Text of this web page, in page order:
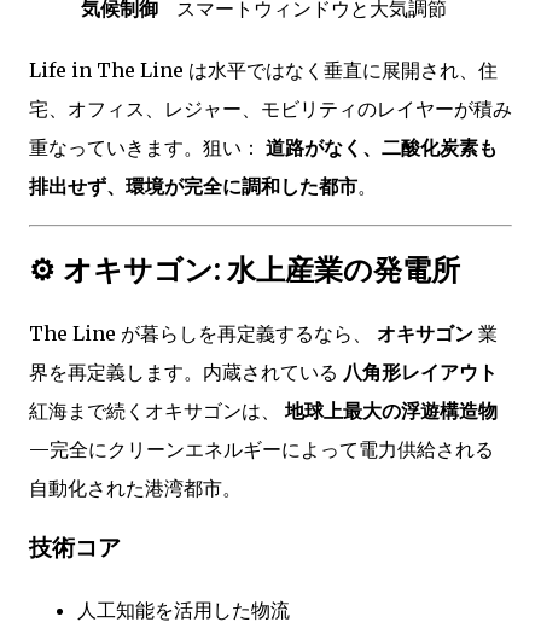
気候制御 スマートウィンドウと大気調節
Life in The Line は水平ではなく垂直に展開され、住
宅、オフィス、レジャー、モビリティのレイヤーが積み
重なっていきます。狙い： 道路がなく、二酸化炭素も
排出せず、環境が完全に調和した都市。
⚙️ オキサゴン: 水上産業の発電所
The Line が暮らしを再定義するなら、 オキサゴン 業
界を再定義します。内蔵されている 八角形レイアウト
紅海まで続くオキサゴンは、 地球上最大の浮遊構造物
—完全にクリーンエネルギーによって電力供給される
自動化された港湾都市。
技術コア
人工知能を活用した物流